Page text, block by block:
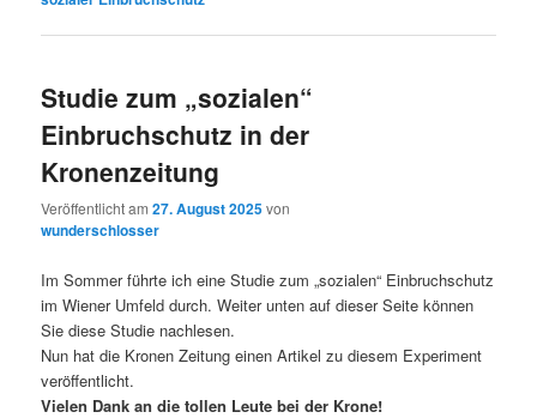
Studie zum „sozialen“
Einbruchschutz in der
Kronenzeitung
Veröffentlicht am27. August 2025von
wunderschlosser
Im Sommer führte ich eine Studie zum „sozialen“ Einbruchschutz
im Wiener Umfeld durch. Weiter unten auf dieser Seite können
Sie diese Studie nachlesen.
Nun hat die Kronen Zeitung einen Artikel zu diesem Experiment
veröffentlicht.
Vielen Dank an die tollen Leute bei der Krone!